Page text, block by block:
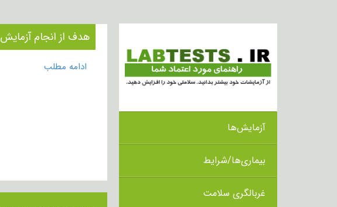
آزمایش‌ها
بیماری‌ها/شرایط
غربالگری سلامت
هدف از انجام آزمایش Test Sex Hormone Binding Globulin چیست؟
ادامه مطلب